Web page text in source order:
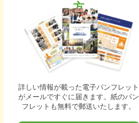
方
詳しい情報が載った電子パンフレット
がメールですぐに届きます。紙のパン
フレットも無料で郵送いたします。